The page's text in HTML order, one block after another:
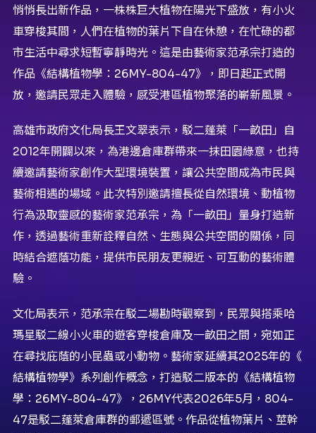
悄悄長出新作品，一株株巨大植物在陽光下盛放， 有小火
車穿梭其間，人們在植物的葉片下自在休憩， 在忙碌的都
市生活中尋求短暫寧靜時光。 這是由藝術家范承宗打造的
作品《結構植物學：26MY-804-47》，即日起正式開
放，邀請民眾走入體驗， 感受港區植物聚落的嶄新風景。
高雄市政府文化局長王文翠表示，駁二蓬萊「一畝田」 自
2012年開闢以來，為港邊倉庫群帶來一抹田園綠意， 也持
續邀請藝術家創作大型環境裝置， 讓公共空間成為市民與
藝術相遇的場域。 此次特別邀請擅長從自然環境、 動植物
行為汲取靈感的藝術家范承宗，為「一畝田」量身打造新
作， 透過藝術重新詮釋自然、生態與公共空間的關係， 同
時結合遮蔭功能，提供市民朋友更親近、可互動的藝術體
驗。
文化局表示，范承宗在駁二場勘時觀察到， 民眾與搭乘哈
瑪星駁二線小火車的遊客穿梭倉庫及一畝田之間， 宛如正
在尋找庇蔭的小昆蟲或小動物。藝術家延續其2025年的《
結構植物學》系列創作概念，打造駁二版本的《結構植物
學： 26MY-804-47》，26MY代表2026年5月， 804-
47是駁二蓬萊倉庫群的郵遞區號。作品從植物葉片、 莖幹